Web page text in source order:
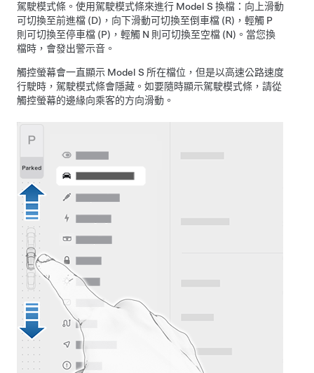
駕駛模式條。使用駕駛模式條來進行 Model S 換檔：向上滑動
可切換至前進檔 (D)，向下滑動可切換至倒車檔 (R)，輕觸 P
則可切換至停車檔 (P)，輕觸 N 則可切換至空檔 (N)。當您換
檔時，會發出警示音。
觸控螢幕會一直顯示 Model S 所在檔位，但是以高速公路速度
行駛時，駕駛模式條會隱藏。如要隨時顯示駕駛模式條，請從
觸控螢幕的邊緣向乘客的方向滑動。